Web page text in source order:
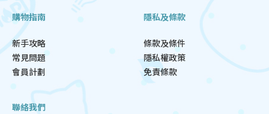
購物指南
新手攻略
常見問題
會員計劃
隱私及條款
條款及條件
隱私權政策
免責條款
聯絡我們